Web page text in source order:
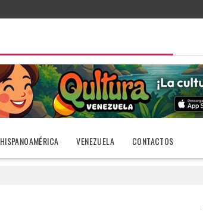
HISPANOAMÉRICA VENEZUELA CONTACTOS